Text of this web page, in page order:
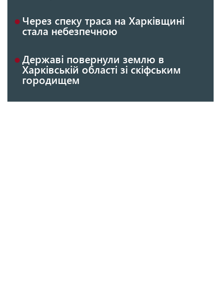
Через спеку траса на Харківщині
стала небезпечною
Державі повернули землю в
Харківській області зі скіфським
городищем